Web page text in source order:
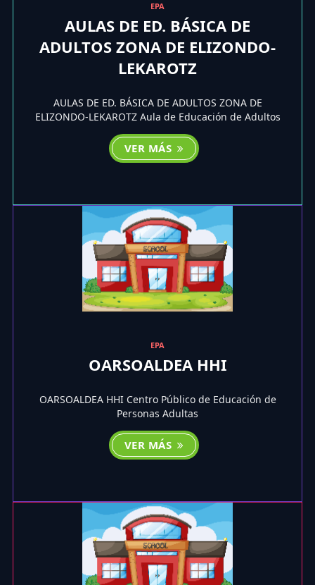
EPA
AULAS DE ED. BÁSICA DE
ADULTOS ZONA DE ELIZONDO-
LEKAROTZ
AULAS DE ED. BÁSICA DE ADULTOS ZONA DE
ELIZONDO-LEKAROTZ Aula de Educación de Adultos
VER MÁS
EPA
OARSOALDEA HHI
OARSOALDEA HHI Centro Público de Educación de
Personas Adultas
VER MÁS